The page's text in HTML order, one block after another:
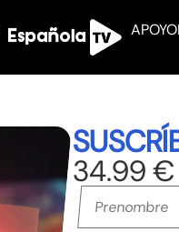
APOYO
34.99 €